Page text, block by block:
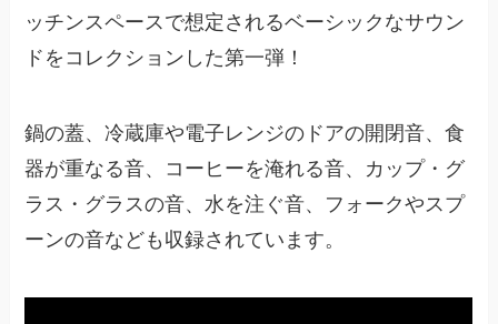
ッチンスペースで想定されるベーシックなサウン
ドをコレクションした第一弾！
鍋の蓋、冷蔵庫や電子レンジのドアの開閉音、食
器が重なる音、コーヒーを淹れる音、カップ・グ
ラス・グラスの音、水を注ぐ音、フォークやスプ
ーンの音なども収録されています。